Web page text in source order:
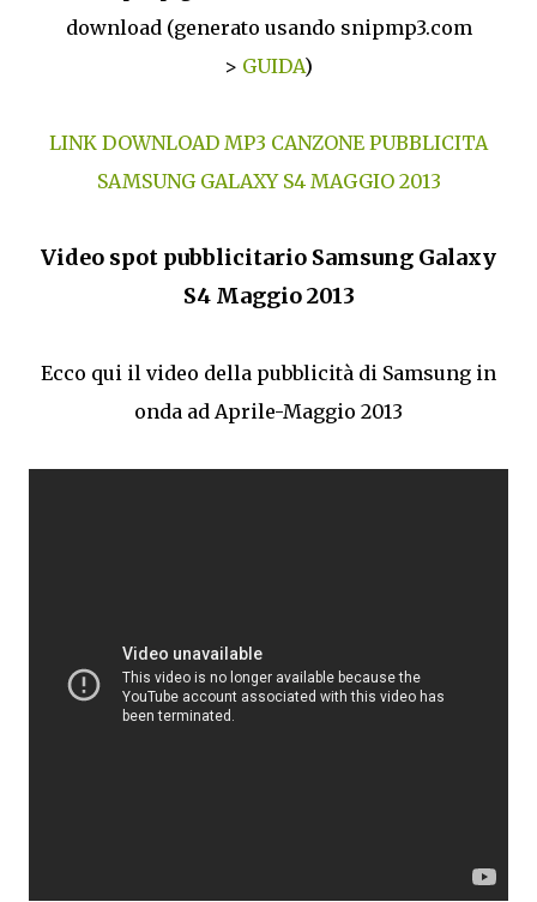
download (generato usando snipmp3.com
> GUIDA)
LINK DOWNLOAD MP3 CANZONE PUBBLICITA
SAMSUNG GALAXY S4 MAGGIO 2013
Video spot pubblicitario Samsung Galaxy
S4 Maggio 2013
Ecco qui il video della pubblicità di Samsung in
onda ad Aprile-Maggio 2013